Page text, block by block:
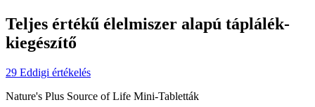
Teljes értékű élelmiszer alapú táplálék-
kiegészítő
29 Eddigi értékelés
Nature's Plus Source of Life Mini-Tabletták